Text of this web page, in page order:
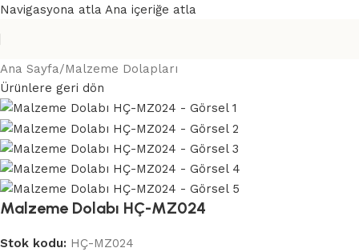
Navigasyona atla Ana içeriğe atla
Ana Sayfa/Malzeme Dolapları
Ürünlere geri dön
Malzeme Dolabı HÇ-MZ024
Stok kodu: HÇ-MZ024